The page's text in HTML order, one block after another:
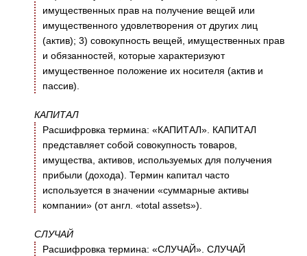
имущественных прав на получение вещей или
имущественного удовлетворения от других лиц
(актив); 3) совокупность вещей, имущественных прав
и обязанностей, которые характеризуют
имущественное положение их носителя (актив и
пассив).
КАПИТАЛ
Расшифровка термина: «КАПИТАЛ». КАПИТАЛ
представляет собой совокупность товаров,
имущества, активов, используемых для получения
прибыли (дохода). Термин капитал часто
используется в значении «суммарные активы
компании» (от англ. «total assets»).
СЛУЧАЙ
Расшифровка термина: «СЛУЧАЙ». СЛУЧАЙ